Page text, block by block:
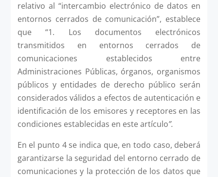
relativo al “intercambio electrónico de datos en
entornos cerrados de comunicación”, establece
que “1. Los documentos electrónicos
transmitidos en entornos cerrados de
comunicaciones establecidos entre
Administraciones Públicas, órganos, organismos
públicos y entidades de derecho público serán
considerados válidos a efectos de autenticación e
identificación de los emisores y receptores en las
condiciones establecidas en este artículo”.
En el punto 4 se indica que, en todo caso, deberá
garantizarse la seguridad del entorno cerrado de
comunicaciones y la protección de los datos que